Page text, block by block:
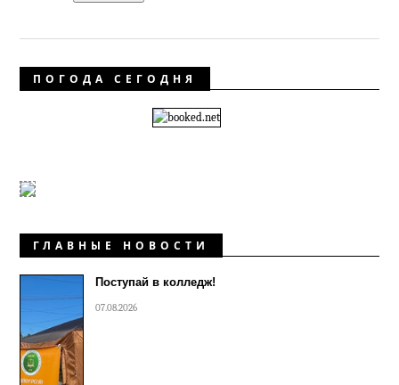
ПОГОДА СЕГОДНЯ
ГЛАВНЫЕ НОВОСТИ
Поступай в колледж!
07.08.2026